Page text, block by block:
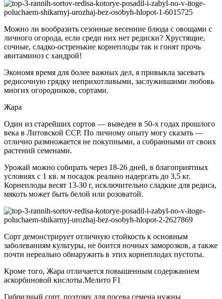
Можно ли вообразить сезонные весенние блюда с овощами с
личного огорода, если среди них нет редиски? Хрустящие,
сочные, сладко-остренькие корнеплоды так и гонят прочь
авитаминоз с хандрой!
Экономя время для более важных дел, я привыкла засевать
редисочную грядку неприхотливыми, заслужившими любовь
многих огородников, сортами.
Жара
Один из старейших сортов — выведен в 50-х годах прошлого
века в Литовской ССР. По личному опыту могу сказать —
отлично размножается не покупными, а собранными от своих
растений семенами.
Урожай можно собирать через 18-26 дней, в благоприятных
условиях с 1 кв. м посадок реально надергать до 3,5 кг.
Корнеплоды весят 13-30 г, исключительно сладкие для редиса,
мякоть может быть белой или розоватой.
Сорт демонстрирует отличную стойкость к основным
заболеваниям культуры, не боится ночных заморозков, а также
почти нереально обнаружить в этих корнеплодах пустоты.
Кроме того, Жара отличается повышенным содержанием
аскорбиновой кислоты.Мелито F1
Гибридный сорт, поэтому для посева семена нужны